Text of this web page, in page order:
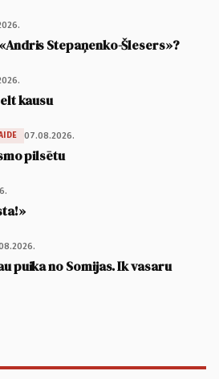
Stepaņenko-Šlesers»?
kausu
07.08.2026.
pilsētu
puika no Somijas. Ik vasaru